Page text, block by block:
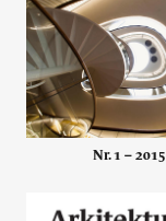
Forfattere
Arkitekter
Nr. 1 – 2015